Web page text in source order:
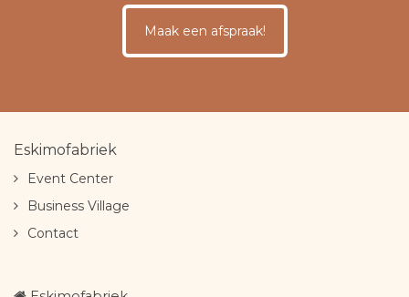
Maak een afspraak!
Eskimofabriek
Event Center
Business Village
Contact